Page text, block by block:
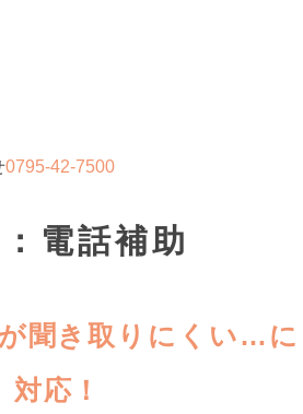
0795-42-7500
電話補助
聞き取りにくい…に
対応！